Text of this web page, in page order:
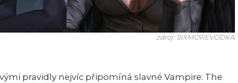
zdroj: SIXMOREVODKA
pravidly nejvíc připomíná slavné Vampire: The